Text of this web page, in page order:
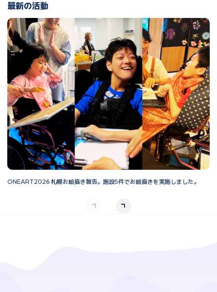
最新の活動
ONEART2026 札幌お絵描き報告。施設5件でお絵描きを実施しました。